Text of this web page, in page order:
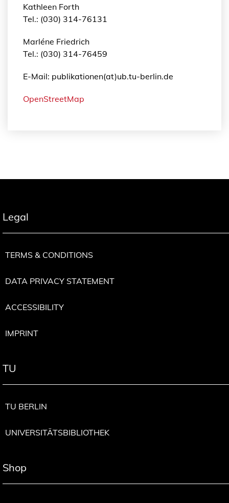
Kathleen Forth
Tel.: (030) 314-76131
Marléne Friedrich
Tel.: (030) 314-76459
E-Mail: publikationen(at)ub.tu-berlin.de
OpenStreetMap
Legal
TERMS & CONDITIONS
DATA PRIVACY STATEMENT
ACCESSIBILITY
IMPRINT
TU
TU BERLIN
UNIVERSITÄTSBIBLIOTHEK
Shop